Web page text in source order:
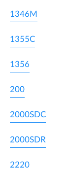
1346M
1355C
1356
200
2000SDC
2000SDR
2220